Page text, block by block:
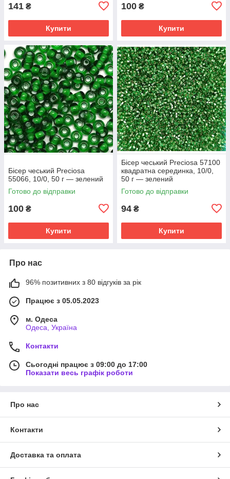
141 ₴
Купити
100 ₴
Купити
Бісер чеський Preciosa
55066, 10/0, 50 г — зелений
Готово до відправки
100 ₴
Купити
Бісер чеський Preciosa 57100
квадратна серединка, 10/0,
50 г — зелений
Готово до відправки
94 ₴
Купити
Про нас
96% позитивних з 80 відгуків за рік
Працює з 05.05.2023
м. Одеса
Одеса, Україна
Контакти
Сьогодні працює з 09:00 до 17:00
Показати весь графік роботи
Про нас
Контакти
Доставка та оплата